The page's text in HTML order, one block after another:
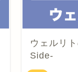
ウェルリ
Side-